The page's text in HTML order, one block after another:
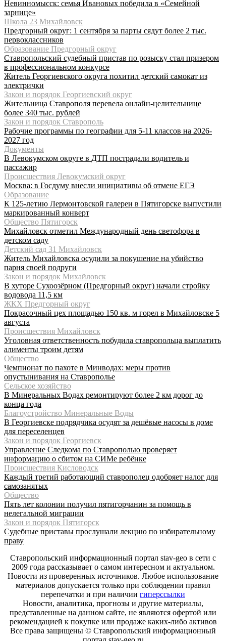
Невинномысск: семья Ивановых победила в «Семейной
зарнице»
Школа 23 Михайловск
Предгорный округ: 1 сентября за парты сядут более 2 тыс.
первоклассников
Образование Предгорный округ
Ставропольский судебный пристав по розыску стал призером
в профессиональном конкурсе
Житель Георгиевского округа похитил детский самокат из
электрички
Закон и порядок Георгиевский округ
Жительница Ставрополя перевела онлайн-целительнице
более 340 тыс. рублей
Закон и порядок Ставрополь
Рабочие программы по географии для 5-11 классов на 2026-
2027 год
Документы
В Левокумском округе в ДТП пострадали водитель и
пассажир
Происшествия Левокумский округ
Москва: в Госдуму внесли инициативы об отмене ЕГЭ
Образование
К 125-летию Лермонтовской галереи в Пятигорске выпустили
маркированный конверт
Общество Пятигорск
Михайловск отметил Международный день светофора в
детском саду
Детский сад 31 Михайловск
Житель Михайловска осудили за покушение на убийство
парня своей подруги
Закон и порядок Михайловск
В хуторе Сухоозёрном (Предгорный округ) начали стройку
водовода 11,5 км
ЖКХ Предгорный округ
Покрасочный цех площадью 150 кв. м горел в Михайловске 5
августа
Происшествия Михайловск
Уголовная ответственность побудила ставропольца выплатить
алименты троим детям
Общество
Чемпионат по пахоте в Минводах: меры против
опустынивания на Ставрополье
Сельское хозяйство
В Минеральных Водах ремонтируют более 2 км дорог до
конца года
Благоустройство Минеральные Воды
В Георгиевске подрядчика осудят за дешёвые насосы в доме
для переселенцев
Закон и порядок Георгиевск
Управление Следкома по Ставрополью проверяет
информацию о сбитом на СИМе ребёнке
Происшествия Кисловодск
Каждый третий работающий ставрополец одобряет налог для
самозанятых
Общество
Пять лет колонии получил пятигорчанин за помощь в
нелегальной миграции
Закон и порядок Пятигорск
Судебные приставы прослушали лекцию по избирательному
праву
Ставропольский информационный портал stav-geo в сети с
2009 года рассказывает о самом интересном и актуальном.
Новости из проверенных источников. Любое использование
материалов допускается только при соблюдении правил
перепечатки и при наличии гиперссылки
Новости, аналитика, прогнозы и другие материалы,
представленные на данном сайте, не являются офертой или
рекомендацией к покупке или продаже каких-либо активов
Все права защищены © Ставропольский информационный